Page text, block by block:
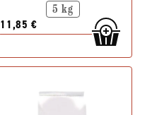
5 kg
11,85 €